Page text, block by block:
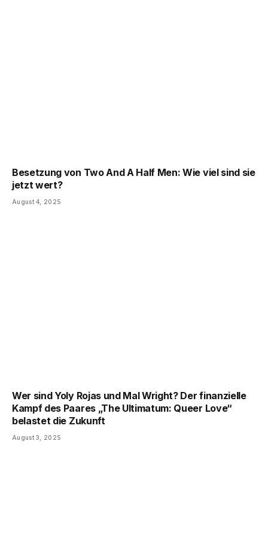
Besetzung von Two And A Half Men: Wie viel sind sie
jetzt wert?
August 4, 2025
Wer sind Yoly Rojas und Mal Wright? Der finanzielle
Kampf des Paares „The Ultimatum: Queer Love“
belastet die Zukunft
August 3, 2025